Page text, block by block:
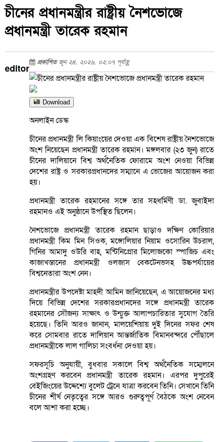
চীনের প্রধানমন্ত্রীর রাষ্ট্রীয় নৈশভোজে
প্রধানমন্ত্রী তারেক রহমান
editor
প্রকাশিতজুন ২৪, ২০২৬, ০২:০৭ পূর্বাহ্ণ
Download
অনলাইন ডেস্ক
চীনের প্রধানমন্ত্রী লি কিয়াংয়ের দেওয়া এক বিশেষ রাষ্ট্রীয় নৈশভোজে
অংশ নিয়েছেন প্রধানমন্ত্রী তারেক রহমান। মঙ্গলবার (২৩ জুন) রাতে
চীনের দালিয়ানে বিশ্ব অর্থনৈতিক ফোরামে অংশ নেওয়া বিভিন্ন
দেশের রাষ্ট্র ও সরকারপ্রধানদের সম্মানে এ ভোজের আয়োজন করা
হয়।
প্রধানমন্ত্রী তারেক রহমানের সঙ্গে তার সহধর্মিণী ডা. জুবাইদা
রহমানও এই অনুষ্ঠানে উপস্থিত ছিলেন।
নৈশভোজে প্রধানমন্ত্রী তারেক রহমান ছাড়াও দক্ষিণ কোরিয়ার
প্রধানমন্ত্রী কিম মিন সিওক, মঙ্গোলিয়ার নিয়াম ওসোরিন উচরাল,
গিনির আমাদু ওউরি বাহ, মন্টিনিগ্রোর মিলোজকো স্পাজিচ এবং
কাজাখস্তানের প্রধানমন্ত্রী ওলজাস বেকটেনভসহ উচ্চপর্যায়ের
বিশ্বনেতারা অংশ নেন।
প্রধানমন্ত্রীর উপদেষ্টা মাহদী আমিন জানিয়েছেন, এ আয়োজনের মধ্য
দিয়ে বিভিন্ন দেশের সরকারপ্রধানদের সঙ্গে প্রধানমন্ত্রী তারেক
রহমানের সৌজন্য সাক্ষাৎ ও উন্মুক্ত আলাপচারিতার সুযোগ তৈরি
হয়েছে। তিনি আরও জানান, মালয়েশিয়ায় দুই দিনের সফর শেষ
করে সোমবার রাতে দালিয়ান আন্তর্জাতিক বিমানবন্দরে পৌঁছালে
প্রধানমন্ত্রীকে লাল গালিচা সংবর্ধনা দেওয়া হয়।
সফরসূচি অনুযায়ী, বুধবার সকালে বিশ্ব অর্থনৈতিক সম্মেলনে
অংশগ্রহণ করবেন প্রধানমন্ত্রী তারেক রহমান। এরপর দুপুরেই
বেইজিংয়ের উদ্দেশ্যে বুলেট ট্রেনে যাত্রা করবেন তিনি। সেখানে তিনি
চীনের শীর্ষ নেতৃত্বের সঙ্গে আরও গুরুত্বপূর্ণ বৈঠকে অংশ নেবেন
বলে আশা করা হচ্ছে।